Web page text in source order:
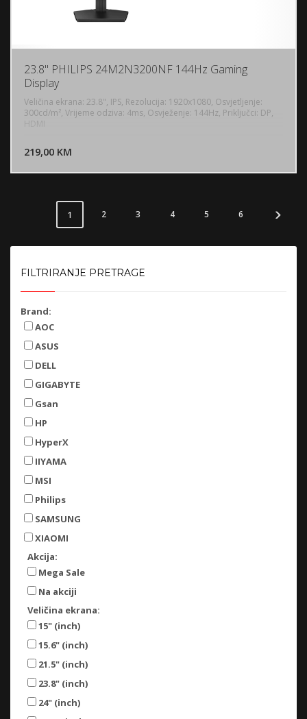
23.8" PHILIPS 24M2N3200NF 144Hz Gaming
Display
Veličina ekrana: 23.8", IPS, Rezolucija: 1920x1080, Osvjetljenje:
300cd/m², Vrijeme odziva: 4ms, Osvježenje: 144Hz, Priključci: DP,
HDMI
219,00 KM
1 2 3 4 5 6
FILTRIRANJE PRETRAGE
Brand:
AOC
ASUS
DELL
GIGABYTE
Gsan
HP
HyperX
IIYAMA
MSI
Philips
SAMSUNG
XIAOMI
Akcija:
Mega Sale
Na akciji
Veličina ekrana:
15" (inch)
15.6" (inch)
21.5" (inch)
23.8" (inch)
24" (inch)